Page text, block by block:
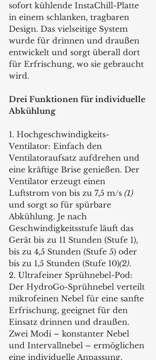
sofort kühlende InstaChill-Platte
in einem schlanken, tragbaren
Design. Das vielseitige System
wurde für drinnen und draußen
entwickelt und sorgt überall dort
für Erfrischung, wo sie gebraucht
wird.
Drei Funktionen für individuelle
Abkühlung
1. Hochgeschwindigkeits-
Ventilator: Einfach den
Ventilatoraufsatz aufdrehen und
eine kräftige Brise genießen. Der
Ventilator erzeugt einen
Luftstrom von bis zu 7,5 m/s (1)
und sorgt so für spürbare
Abkühlung. Je nach
Geschwindigkeitsstufe läuft das
Gerät bis zu 11 Stunden (Stufe 1),
bis zu 4,5 Stunden (Stufe 5) oder
bis zu 1,5 Stunden (Stufe 10)(2).
2. Ultrafeiner Sprühnebel-Pod:
Der HydroGo-Sprühnebel verteilt
mikrofeinen Nebel für eine sanfte
Erfrischung, geeignet für den
Einsatz drinnen und draußen.
Zwei Modi – konstanter Nebel
und Intervallnebel – ermöglichen
eine individuelle Anpassung.